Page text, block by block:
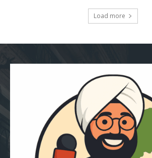
Load more